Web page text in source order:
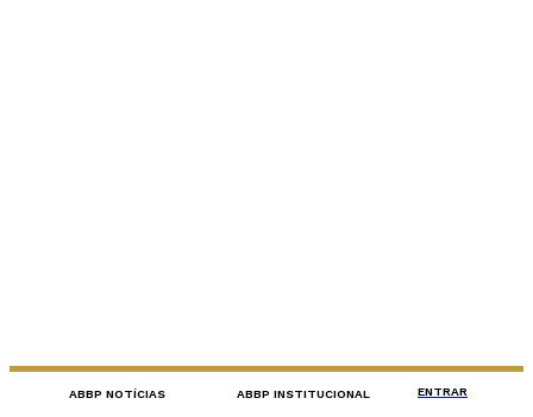
ABBP NOTÍCIAS ABBP INSTITUCIONAL ENTRAR